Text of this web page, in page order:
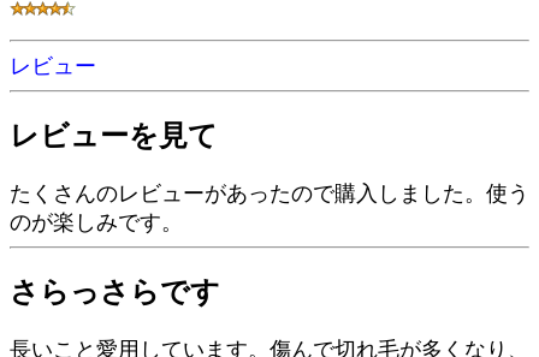
レビュー
レビューを見て
たくさんのレビューがあったので購入しました。使う
のが楽しみです。
さらっさらです
長いこと愛用しています。傷んで切れ毛が多くなり、